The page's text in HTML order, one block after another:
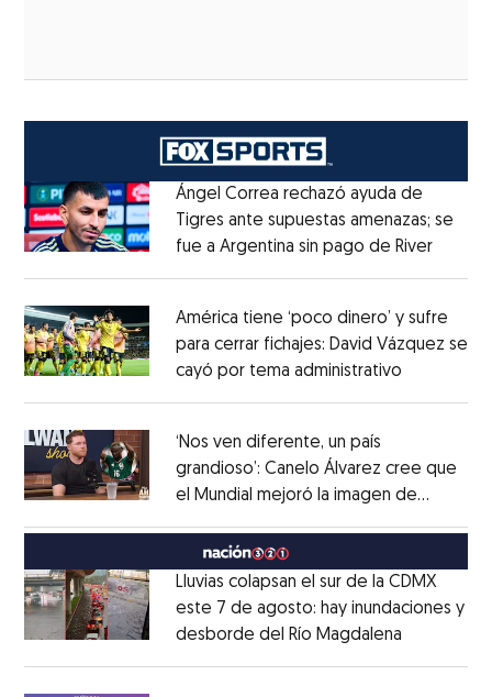
Ángel Correa rechazó ayuda de
Tigres ante supuestas amenazas; se
fue a Argentina sin pago de RiverOpens
América tiene ‘poco dinero’ y sufre
para cerrar fichajes: David Vázquez se
cayó por tema administrativo
‘Nos ven diferente, un país
grandioso’: Canelo Álvarez cree que
el Mundial mejoró la imagen de
MéxicoOpens in new window
Lluvias colapsan el sur de la CDMX
este 7 de agosto: hay inundaciones y
desborde del Río Magdalena